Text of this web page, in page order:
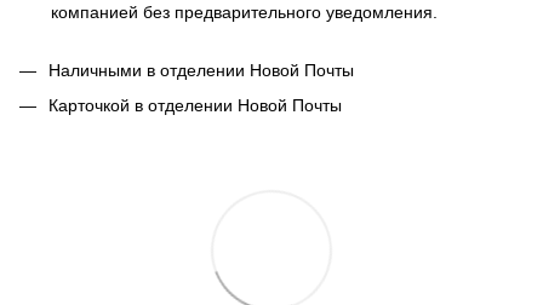
компанией без предварительного уведомления.
Наличными в отделении Новой Почты
Карточкой в отделении Новой Почты